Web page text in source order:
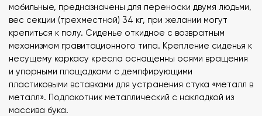
мобильные, предназначены для переноски двумя людьми,
вес секции (трехместной) 34 кг, при желании могут
крепиться к полу. Сиденье откидное с возвратным
механизмом гравитационного типа. Крепление сиденья к
несущему каркасу кресла оснащенны осями вращения
и упорными площадками с демпфирующими
пластиковыми вставками для устранения стука «металл в
металл». Подлокотник металлический с накладкой из
массива бука.